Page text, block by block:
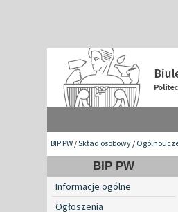
BIP PW/Skład osobowy/
BIP PW
Informacje ogólne
Ogłoszenia